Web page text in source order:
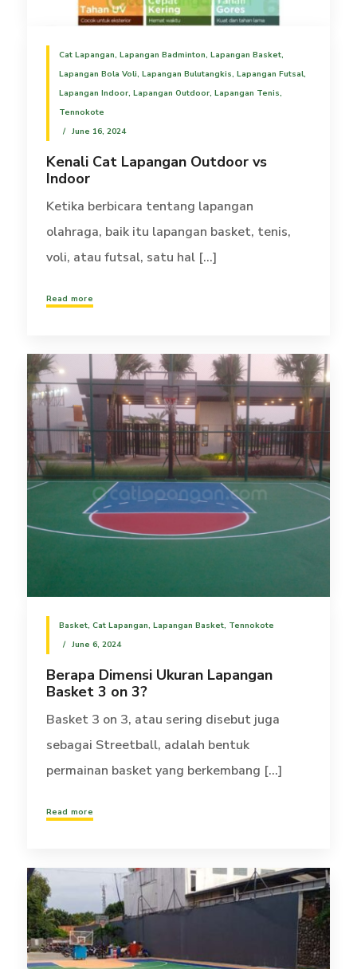
Cat Lapangan, Lapangan Badminton, Lapangan Basket,
Lapangan Bola Voli, Lapangan Bulutangkis, Lapangan Futsal,
Lapangan Indoor, Lapangan Outdoor, Lapangan Tenis,
Tennokote
June 16, 2024
Kenali Cat Lapangan Outdoor vs
Indoor
Ketika berbicara tentang lapangan
olahraga, baik itu lapangan basket, tenis,
voli, atau futsal, satu hal [...]
Read more
Basket, Cat Lapangan, Lapangan Basket, Tennokote
June 6, 2024
Berapa Dimensi Ukuran Lapangan
Basket 3 on 3?
Basket 3 on 3, atau sering disebut juga
sebagai Streetball, adalah bentuk
permainan basket yang berkembang [...]
Read more